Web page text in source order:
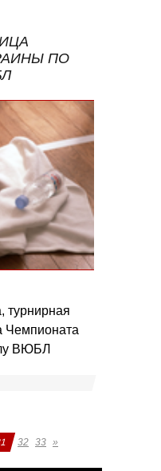
ПО
турнирная
Чемпионата
ВЮБЛ
32 33 »